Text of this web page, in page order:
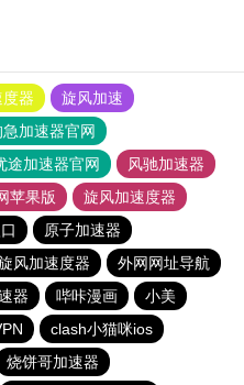
器
旋风加速
急加速器官网
途加速器官网
风驰加速器
苹果版
旋风加速度器
原子加速器
风加速度器
外网网址导航
器 哔咔漫画
小美
clash小猫咪ios
烧饼哥加速器